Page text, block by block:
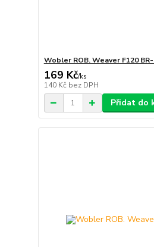
Wobler ROB. Weaver F120 BR-
169 Kč/ks
140 Kč bez DPH
Přidat do